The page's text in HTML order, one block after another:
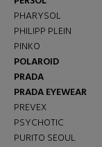
PHARYSOL
PHILIPP PLEIN
PINKO
POLAROID
PRADA
PRADA EYEWEAR
PREVEX
PSYCHOTIC
PURITO SEOUL